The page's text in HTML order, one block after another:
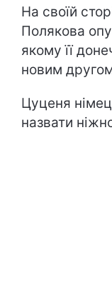
На своїй
Полякова
якому її
новим
Цуценя
назвати